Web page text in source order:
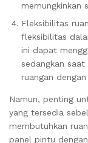
memungkinkan
Fleksibilitas
fleksibilitas
ini dapat
sedangkan
ruangan
Namun, penting
yang tersedia
membutuhkan
panel pintu